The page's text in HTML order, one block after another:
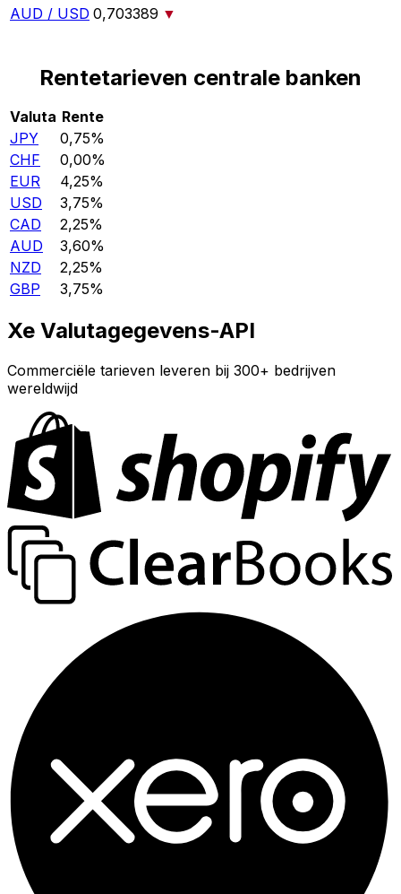
AUD / USD 0,703389 ▼
Rentetarieven centrale banken
Valuta Rente
JPY
0,75%
CHF
0,00%
EUR
4,25%
USD
3,75%
CAD
2,25%
AUD
3,60%
NZD
2,25%
GBP
3,75%
Xe Valutagegevens-API
Commerciële tarieven leveren bij 300+ bedrijven
wereldwijd